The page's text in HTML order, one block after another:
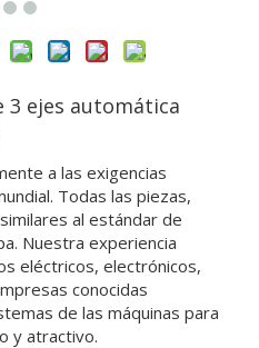
3 ejes automática
a las exigencias
Todas las piezas,
al estándar de
Nuestra experiencia
eléctricos, electrónicos,
conocidas
de las máquinas para
y atractivo.